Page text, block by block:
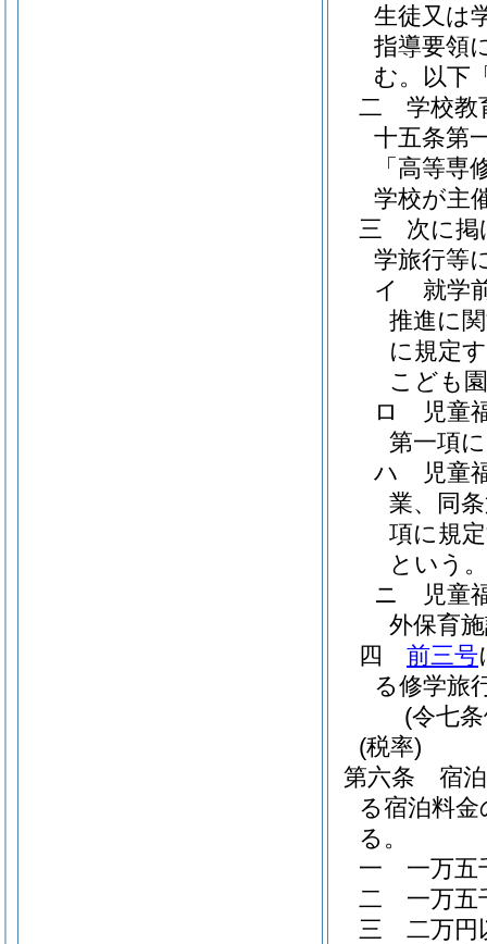
生徒又は
指導要領
む。以下
二
学校教
十五条第
「高等専
学校が主
三
次に掲
学旅行等
イ
就学
推進に
に規定
こども
ロ
児童
第一項
ハ
児童
業、同
項に規
という
ニ
児童
外保育
四
前三号
る修学旅
(令七
(税率)
第六条
宿
る宿泊料
る。
一
一万
二
一万
三
二万